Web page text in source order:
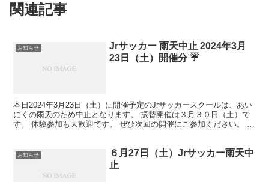
関連記事
お知らせ
Jrサッカー 雨天中止 2024年3月
23日（土）開催分 ☔️
本日2024年3月23日（土）に開催予定のJrサッカースクールは、あい
にくの雨天のため中止となります。 振替開催は３月３０日（土）で
す。 体験参加も大歓迎です。 ぜひ次回の開催にご参加ください。 体
お知らせ
６月27日（土）Jrサッカー雨天中
止